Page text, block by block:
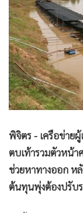
• Good health &
• Green
• Management &
• MGR Live
• Infographic
• การเมือง
• กีฬา
• ต่างประเทศ
• Special Scoop
• เศรษฐกิจ-ธุรกิจ
พิจิตร - เครือข่าย
ตบเท้ารวมตัวหน้า
ช่วยหาทางออก ห
ต้นทุนพุ่งต้องปรับ